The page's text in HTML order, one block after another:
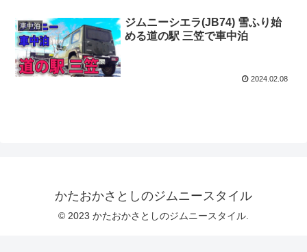
車中泊
ジムニーシエラ(JB74) 雪ふり始
める道の駅 三笠で車中泊
2024.02.08
かたおかさとしのジムニースタイル
© 2023 かたおかさとしのジムニースタイル.